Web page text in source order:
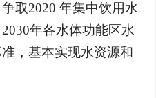
取2020 年集中饮用水
年各水体功能区水
，基本实现水资源和